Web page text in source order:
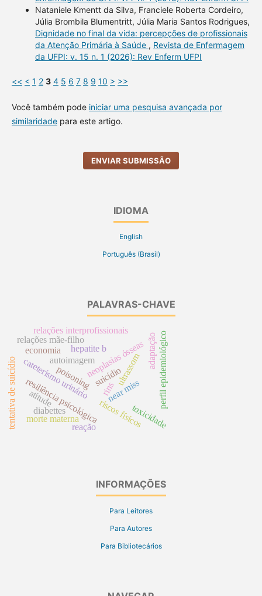
Nataniele Kmentt da Silva, Franciele Roberta Cordeiro,
Júlia Brombila Blumentritt, Júlia Maria Santos Rodrigues,
Dignidade no final da vida: percepções de profissionais
da Atenção Primária à Saúde , Revista de Enfermagem
da UFPI: v. 15 n. 1 (2026): Rev Enferm UFPI
<< < 1 2 3 4 5 6 7 8 9 10 > >>
Você também pode iniciar uma pesquisa avançada por
similaridadepara este artigo.
ENVIAR SUBMISSÃO
IDIOMA
English
Português (Brasil)
PALAVRAS-CHAVE
hepatite b
neoplasias ósseas
poisoning ultrassom
cateterismo urinário near miss
resiliência psicológica
relações mãe-filho
riscos físicos
autoimagem
morte materna
perfil epidemiológico
relações interprofissionais
economia
suicídio
tentativa de suicídio reação
diabettes toxicidade
rins
adaptação
atitude
INFORMAÇÕES
Para Leitores
Para Autores
Para Bibliotecários